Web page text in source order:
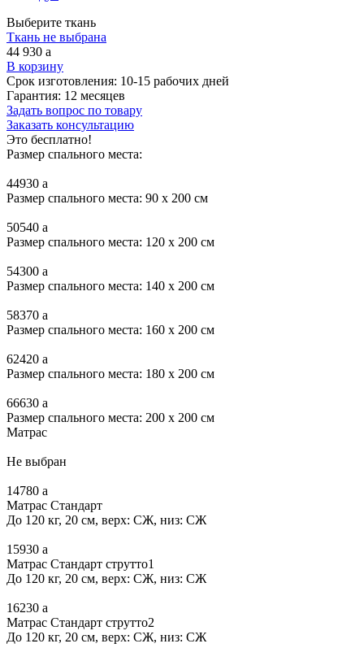
Выберите ткань
Ткань не выбрана
44 930 a
В корзину
Срок изготовления: 10-15 рабочих дней
Гарантия: 12 месяцев
Задать вопрос по товару
Заказать консультацию
Это бесплатно!
Размер спального места:
44930 a
Размер спального места: 90 x 200 см
50540 a
Размер спального места: 120 x 200 см
54300 a
Размер спального места: 140 x 200 см
58370 a
Размер спального места: 160 x 200 см
62420 a
Размер спального места: 180 x 200 см
66630 a
Размер спального места: 200 x 200 см
Матрас
Не выбран
14780 a
Матрас Стандарт
До 120 кг, 20 см, верх: СЖ, низ: СЖ
15930 a
Матрас Стандарт струтто1
До 120 кг, 20 см, верх: СЖ, низ: СЖ
16230 a
Матрас Стандарт струтто2
До 120 кг, 20 см, верх: СЖ, низ: СЖ